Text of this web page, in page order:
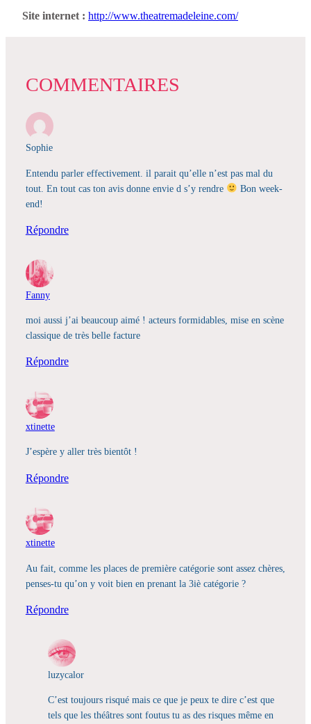
Site internet : http://www.theatremadeleine.com/
COMMENTAIRES
Sophie
Entendu parler effectivement. il parait qu’elle n’est pas mal du
tout. En tout cas ton avis donne envie d s’y rendre
Bon week-
end!
Répondre
Fanny
moi aussi j’ai beaucoup aimé ! acteurs formidables, mise en scène
classique de très belle facture
Répondre
xtinette
J’espère y aller très bientôt !
Répondre
xtinette
Au fait, comme les places de première catégorie sont assez chères,
penses-tu qu’on y voit bien en prenant la 3iè catégorie ?
Répondre
luzycalor
C’est toujours risqué mais ce que je peux te dire c’est que
tels que les théâtres sont foutus tu as des risques même en